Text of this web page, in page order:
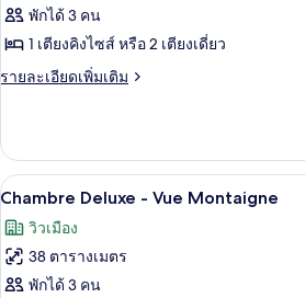
ของ
Junior
Suite
-
Montaigne
พักได้ 3 คน
1 เตียงคิงไซส์ หรือ 2 เตียงเดี่ยว
รายละเอียดเพิ่มเติม
ราย
เกี่ยว
กับ
Junior
-
Vue
Montaigne
เปิด
ภาพถ่าย
ทั้งหมด
ของ
5
Chambre Deluxe - Vue Montaigne
วิวเมือง
38 ตารางเมตร
พักได้ 3 คน